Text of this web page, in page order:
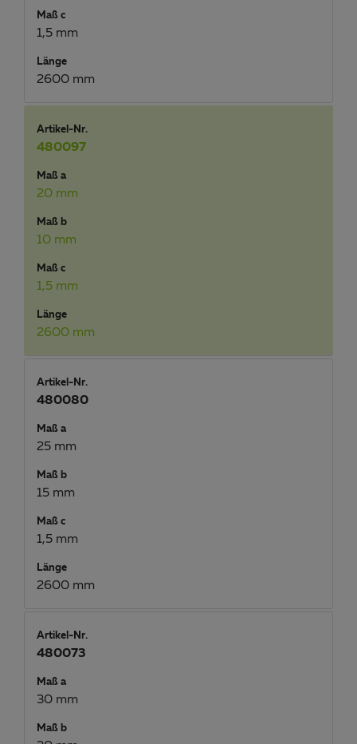
Maß c
1,5 mm
Länge
2600 mm
Artikel-Nr.
480097
Maß a
20 mm
Maß b
10 mm
Maß c
1,5 mm
Länge
2600 mm
Artikel-Nr.
480080
Maß a
25 mm
Maß b
15 mm
Maß c
1,5 mm
Länge
2600 mm
Artikel-Nr.
480073
Maß a
30 mm
Maß b